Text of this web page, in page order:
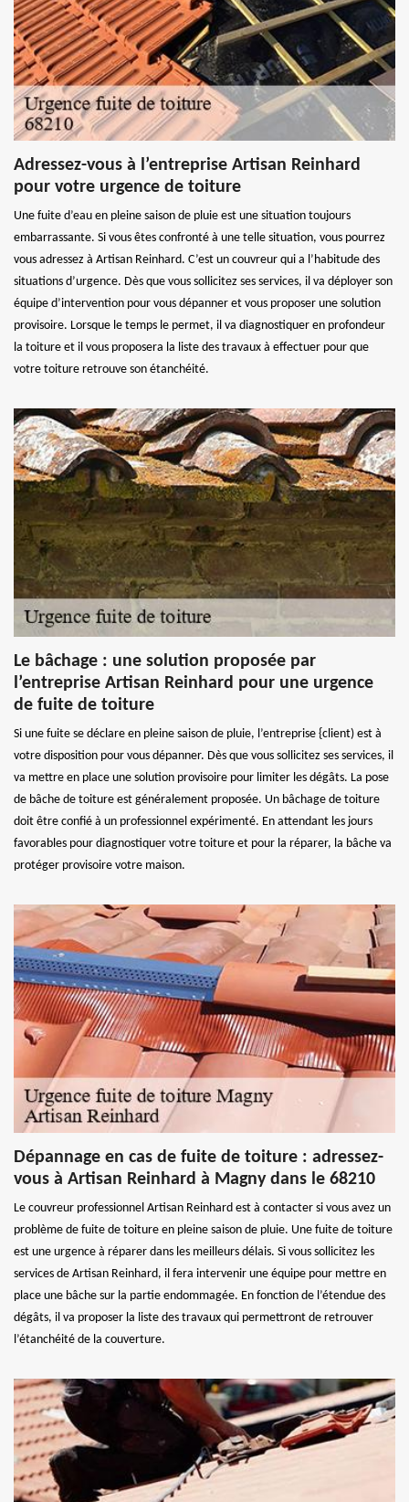
Adressez-vous à l’entreprise Artisan Reinhard
pour votre urgence de toiture
Une fuite d’eau en pleine saison de pluie est une situation toujours
embarrassante. Si vous êtes confronté à une telle situation, vous pourrez
vous adressez à Artisan Reinhard. C’est un couvreur qui a l’habitude des
situations d’urgence. Dès que vous sollicitez ses services, il va déployer son
équipe d’intervention pour vous dépanner et vous proposer une solution
provisoire. Lorsque le temps le permet, il va diagnostiquer en profondeur
la toiture et il vous proposera la liste des travaux à effectuer pour que
votre toiture retrouve son étanchéité.
Le bâchage : une solution proposée par
l’entreprise Artisan Reinhard pour une urgence
de fuite de toiture
Si une fuite se déclare en pleine saison de pluie, l’entreprise {client) est à
votre disposition pour vous dépanner. Dès que vous sollicitez ses services, il
va mettre en place une solution provisoire pour limiter les dégâts. La pose
de bâche de toiture est généralement proposée. Un bâchage de toiture
doit être confié à un professionnel expérimenté. En attendant les jours
favorables pour diagnostiquer votre toiture et pour la réparer, la bâche va
protéger provisoire votre maison.
Dépannage en cas de fuite de toiture : adressez-
vous à Artisan Reinhard à Magny dans le 68210
Le couvreur professionnel Artisan Reinhard est à contacter si vous avez un
problème de fuite de toiture en pleine saison de pluie. Une fuite de toiture
est une urgence à réparer dans les meilleurs délais. Si vous sollicitez les
services de Artisan Reinhard, il fera intervenir une équipe pour mettre en
place une bâche sur la partie endommagée. En fonction de l’étendue des
dégâts, il va proposer la liste des travaux qui permettront de retrouver
l’étanchéité de la couverture.